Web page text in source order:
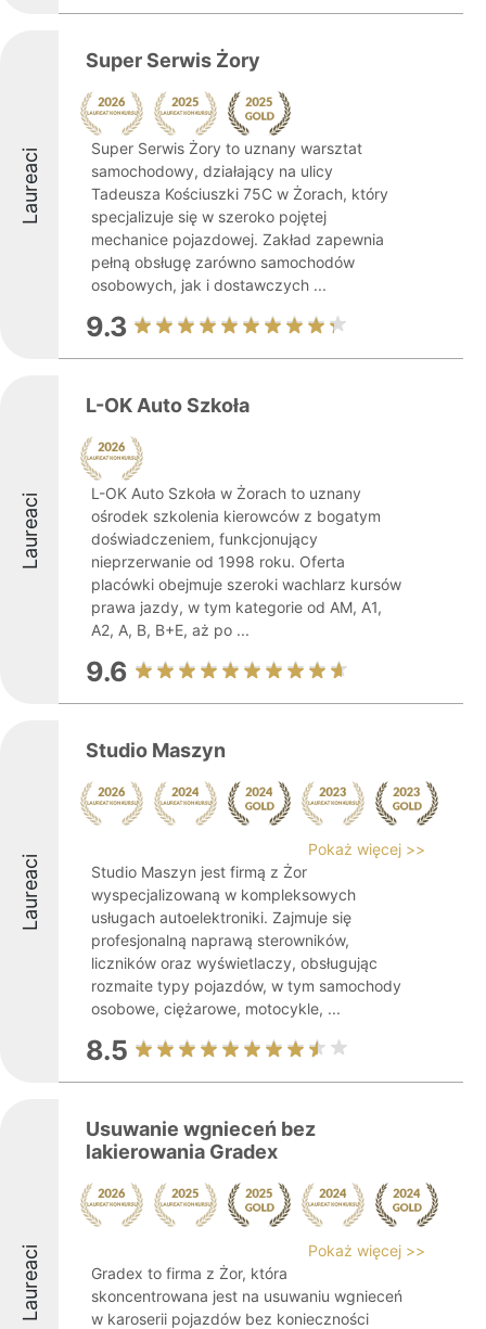
Laureaci
Super Serwis Żory
Super Serwis Żory to uznany warsztat
samochodowy, działający na ulicy
Tadeusza Kościuszki 75C w Żorach, który
specjalizuje się w szeroko pojętej
mechanice pojazdowej. Zakład zapewnia
pełną obsługę zarówno samochodów
osobowych, jak i dostawczych ...
9.3
Laureaci
L-OK Auto Szkoła
L-OK Auto Szkoła w Żorach to uznany
ośrodek szkolenia kierowców z bogatym
doświadczeniem, funkcjonujący
nieprzerwanie od 1998 roku. Oferta
placówki obejmuje szeroki wachlarz kursów
prawa jazdy, w tym kategorie od AM, A1,
A2, A, B, B+E, aż po ...
9.6
Laureaci
Studio Maszyn
Pokaż więcej >>
Studio Maszyn jest firmą z Żor
wyspecjalizowaną w kompleksowych
usługach autoelektroniki. Zajmuje się
profesjonalną naprawą sterowników,
liczników oraz wyświetlaczy, obsługując
rozmaite typy pojazdów, w tym samochody
osobowe, ciężarowe, motocykle, ...
8.5
Laureaci
Usuwanie wgnieceń bez
lakierowania Gradex
Pokaż więcej >>
Gradex to firma z Żor, która
skoncentrowana jest na usuwaniu wgnieceń
w karoserii pojazdów bez konieczności